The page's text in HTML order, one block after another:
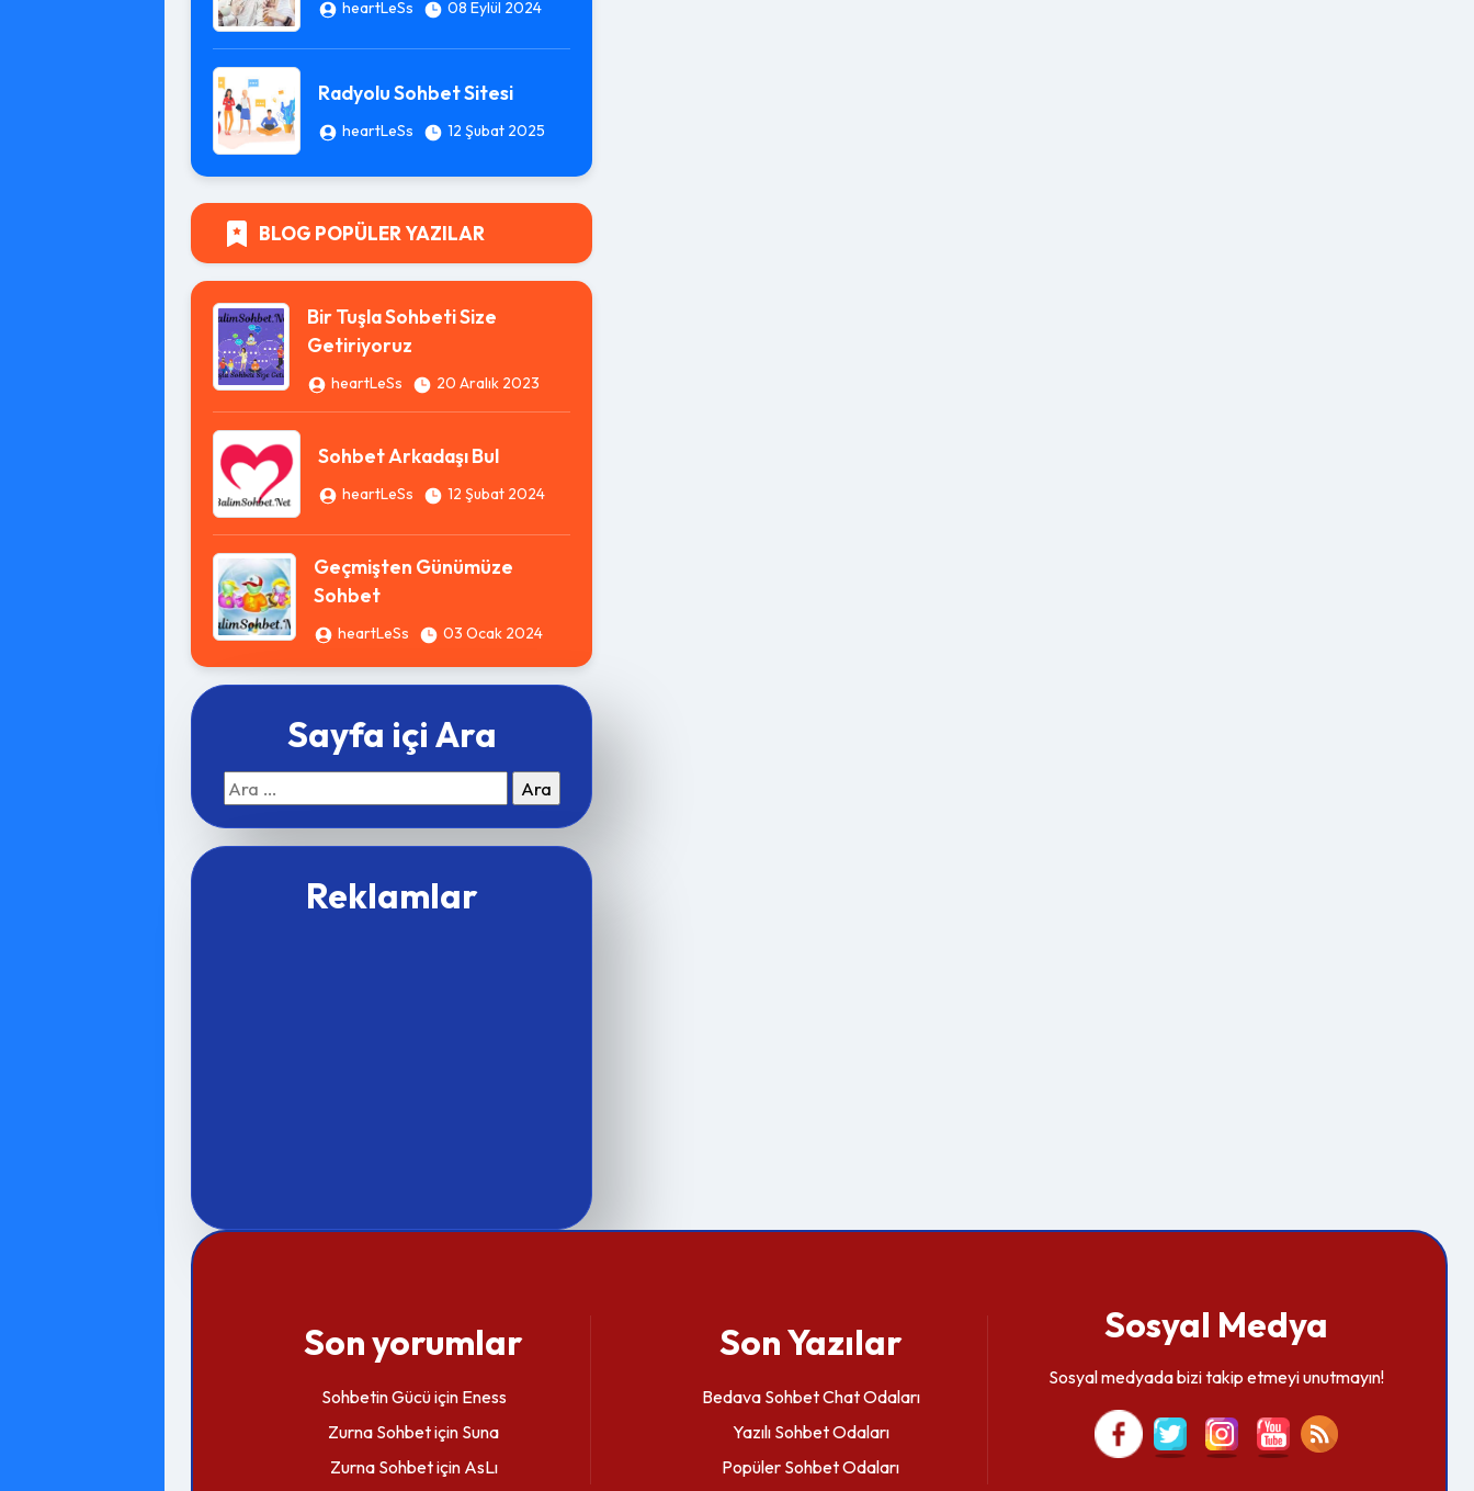
heartLeSs 08 Eylül 2024
Radyolu Sohbet Sitesi
heartLeSs 12 Şubat 2025
BLOG POPÜLER YAZILAR
Bir Tuşla Sohbeti Size
Getiriyoruz
heartLeSs 20 Aralık 2023
Sohbet Arkadaşı Bul
heartLeSs 12 Şubat 2024
Geçmişten Günümüze
Sohbet
heartLeSs 03 Ocak 2024
Sayfa içi Ara
Arama:
Reklamlar
Son yorumlar
Sohbetin Gücüiçin Eness
Zurna Sohbetiçin Suna
Zurna Sohbetiçin AsLı
Son Yazılar
Bedava Sohbet Chat Odaları
Yazılı Sohbet Odaları
Popüler Sohbet Odaları
Sosyal Medya
Sosyal medyada bizi takip etmeyi unutmayın!